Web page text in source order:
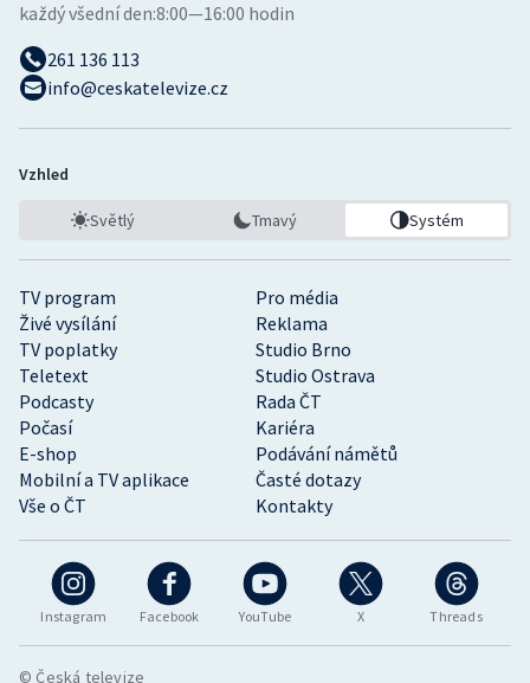
Instagram Facebook YouTube X Threads
TV program
Pro média
Živé vysílání
Reklama
TV poplatky
Studio Brno
Teletext
Studio Ostrava
Podcasty
Rada ČT
Počasí
Kariéra
E-shop
Podávání námětů
Mobilní a TV aplikace
Časté dotazy
Vše o ČT
Kontakty
každý všední den:8:00—16:00 hodin
261 136 113
info@ceskatelevize.cz
Vzhled
Světlý Tmavý Systém
© Česká televize